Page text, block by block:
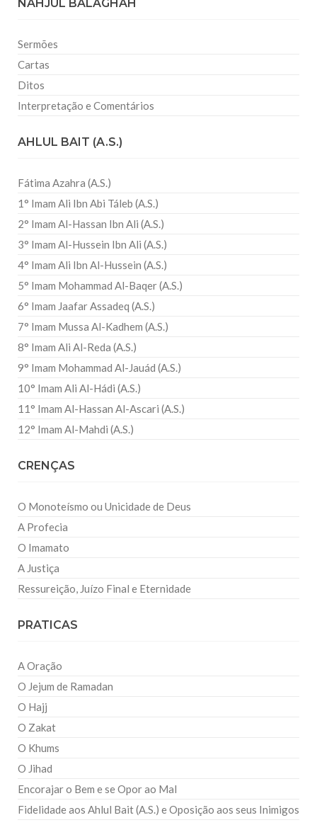
NAHJUL BALAGHAH
Sermões
Cartas
Ditos
Interpretação e Comentários
AHLUL BAIT (A.S.)
Fátima Azahra (A.S.)
1° Imam Ali Ibn Abi Táleb (A.S.)
2° Imam Al-Hassan Ibn Ali (A.S.)
3° Imam Al-Hussein Ibn Ali (A.S.)
4° Imam Ali Ibn Al-Hussein (A.S.)
5° Imam Mohammad Al-Baqer (A.S.)
6° Imam Jaafar Assadeq (A.S.)
7° Imam Mussa Al-Kadhem (A.S.)
8° Imam Ali Al-Reda (A.S.)
9° Imam Mohammad Al-Jauád (A.S.)
10° Imam Ali Al-Hádi (A.S.)
11° Imam Al-Hassan Al-Ascari (A.S.)
12° Imam Al-Mahdi (A.S.)
CRENÇAS
O Monoteísmo ou Unicidade de Deus
A Profecia
O Imamato
A Justiça
Ressureição, Juízo Final e Eternidade
PRATICAS
A Oração
O Jejum de Ramadan
O Hajj
O Zakat
O Khums
O Jihad
Encorajar o Bem e se Opor ao Mal
Fidelidade aos Ahlul Bait (A.S.) e Oposição aos seus Inimigos